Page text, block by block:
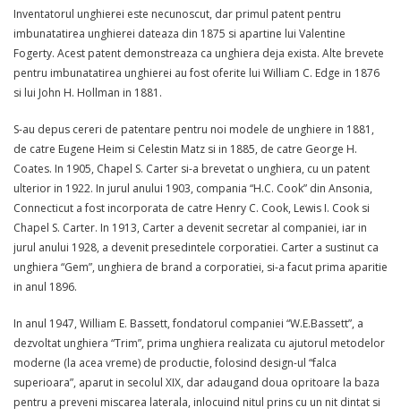
Inventatorul unghierei este necunoscut, dar primul patent pentru
imbunatatirea unghierei dateaza din 1875 si apartine lui Valentine
Fogerty. Acest patent demonstreaza ca unghiera deja exista. Alte brevete
pentru imbunatatirea unghierei au fost oferite lui William C. Edge in 1876
si lui John H. Hollman in 1881.
S-au depus cereri de patentare pentru noi modele de unghiere in 1881,
de catre Eugene Heim si Celestin Matz si in 1885, de catre George H.
Coates. In 1905, Chapel S. Carter si-a brevetat o unghiera, cu un patent
ulterior in 1922. In jurul anului 1903, compania “H.C. Cook” din Ansonia,
Connecticut a fost incorporata de catre Henry C. Cook, Lewis I. Cook si
Chapel S. Carter. In 1913, Carter a devenit secretar al companiei, iar in
jurul anului 1928, a devenit presedintele corporatiei. Carter a sustinut ca
unghiera “Gem”, unghiera de brand a corporatiei, si-a facut prima aparitie
in anul 1896.
In anul 1947, William E. Bassett, fondatorul companiei “W.E.Bassett”, a
dezvoltat unghiera “Trim”, prima unghiera realizata cu ajutorul metodelor
moderne (la acea vreme) de productie, folosind design-ul “falca
superioara”, aparut in secolul XIX, dar adaugand doua opritoare la baza
pentru a preveni miscarea laterala, inlocuind nitul prins cu un nit dintat si